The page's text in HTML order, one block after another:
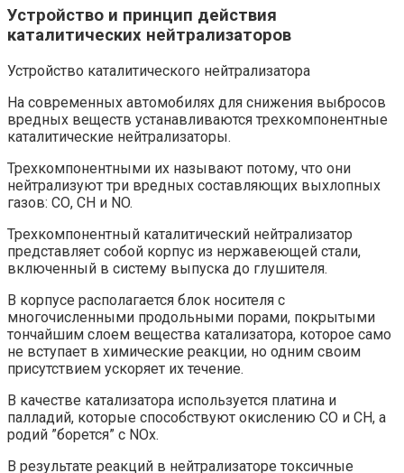
Устройство и принцип действия
каталитических нейтрализаторов
Устройство каталитического нейтрализатора
На современных автомобилях для снижения выбросов
вредных веществ устанавливаются трехкомпонентные
каталитические нейтрализаторы.
Трехкомпонентными их называют потому, что они
нейтрализуют три вредных составляющих выхлопных
газов: СО, СН и NO.
Трехкомпонентный каталитический нейтрализатор
представляет собой корпус из нержавеющей стали,
включенный в систему выпуска до глушителя.
В корпусе располагается блок носителя с
многочисленными продольными порами, покрытыми
тончайшим слоем вещества катализатора, которое само
не вступает в химические реакции, но одним своим
присутствием ускоряет их течение.
В качестве катализатора используется платина и
палладий, которые способствуют окислению СО и СН, а
родий ”борется” с NOx.
В результате реакций в нейтрализаторе токсичные